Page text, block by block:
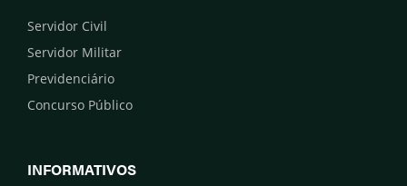
Servidor Civil
Servidor Militar
Previdenciário
Concurso Público
INFORMATIVOS